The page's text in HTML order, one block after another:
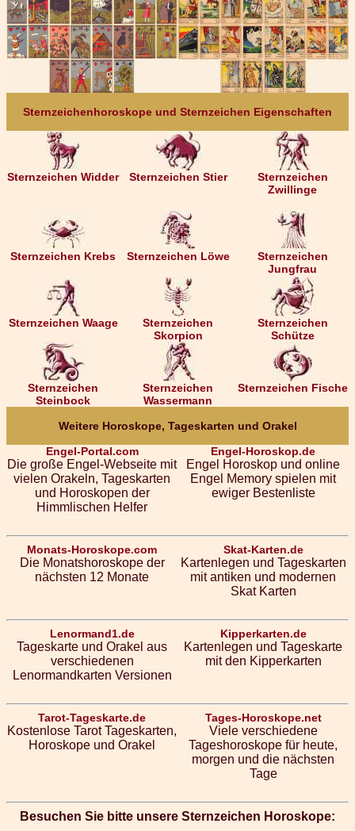
Sternzeichenhoroskope und Sternzeichen Eigenschaften
Sternzeichen Widder Sternzeichen Stier
Sternzeichen
Zwillinge
Sternzeichen Krebs Sternzeichen Löwe
Sternzeichen
Jungfrau
Sternzeichen Waage
Sternzeichen
Skorpion
Sternzeichen
Schütze
Sternzeichen
Steinbock
Sternzeichen
Wassermann
Sternzeichen Fische
Weitere Horoskope, Tageskarten und Orakel
Engel-Portal.com
Die große Engel-Webseite mit
vielen Orakeln, Tageskarten
und Horoskopen der
Himmlischen Helfer
Engel-Horoskop.de
Engel Horoskop und online
Engel Memory spielen mit
ewiger Bestenliste
Monats-Horoskope.com
Die Monatshoroskope der
nächsten 12 Monate
Skat-Karten.de
Kartenlegen und Tageskarten
mit antiken und modernen
Skat Karten
Lenormand1.de
Tageskarte und Orakel aus
verschiedenen
Lenormandkarten Versionen
Kipperkarten.de
Kartenlegen und Tageskarte
mit den Kipperkarten
Tarot-Tageskarte.de
Kostenlose Tarot Tageskarten,
Horoskope und Orakel
Tages-Horoskope.net
Viele verschiedene
Tageshoroskope für heute,
morgen und die nächsten
Tage
Besuchen Sie bitte unsere Sternzeichen Horoskope: